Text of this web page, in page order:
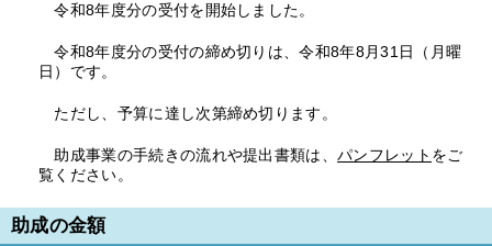
令和8年度分の受付を開始しました。
令和8年度分の受付の締め切りは、令和8年8月31日（月曜
日）です。
ただし、予算に達し次第締め切ります。
助成事業の手続きの流れや提出書類は、パンフレット をご
覧ください。
助成の金額